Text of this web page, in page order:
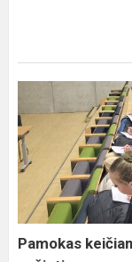
Pamokas
keičiame
į
paskaitas:
VDU
klasės
mokinių
pažintis
Pamokas